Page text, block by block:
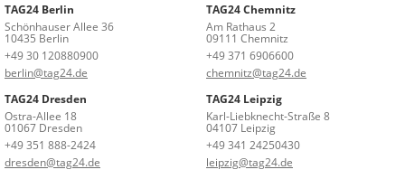
TAG24 Berlin
Schönhauser Allee 36
10435 Berlin
+49 30 120880900
berlin@tag24.de
TAG24 Chemnitz
Am Rathaus 2
09111 Chemnitz
+49 371 6906600
chemnitz@tag24.de
TAG24 Dresden
Ostra-Allee 18
01067 Dresden
+49 351 888-2424
dresden@tag24.de
TAG24 Leipzig
Karl-Liebknecht-Straße 8
04107 Leipzig
+49 341 24250430
leipzig@tag24.de